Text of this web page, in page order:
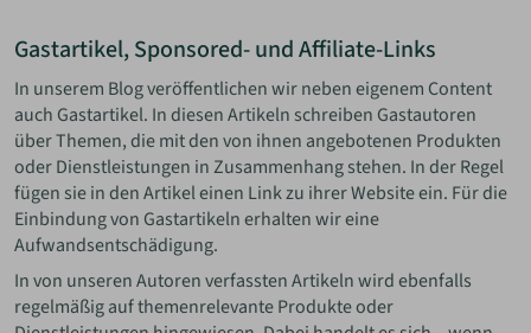
Gastartikel, Sponsored- und Affiliate-Links
In unserem Blog veröffentlichen wir neben eigenem Content
auch Gastartikel. In diesen Artikeln schreiben Gastautoren
über Themen, die mit den von ihnen angebotenen Produkten
oder Dienstleistungen in Zusammenhang stehen. In der Regel
fügen sie in den Artikel einen Link zu ihrer Website ein. Für die
Einbindung von Gastartikeln erhalten wir eine
Aufwandsentschädigung.
In von unseren Autoren verfassten Artikeln wird ebenfalls
regelmäßig auf themenrelevante Produkte oder